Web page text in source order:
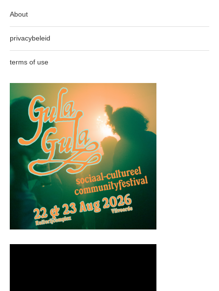
About
privacybeleid
terms of use